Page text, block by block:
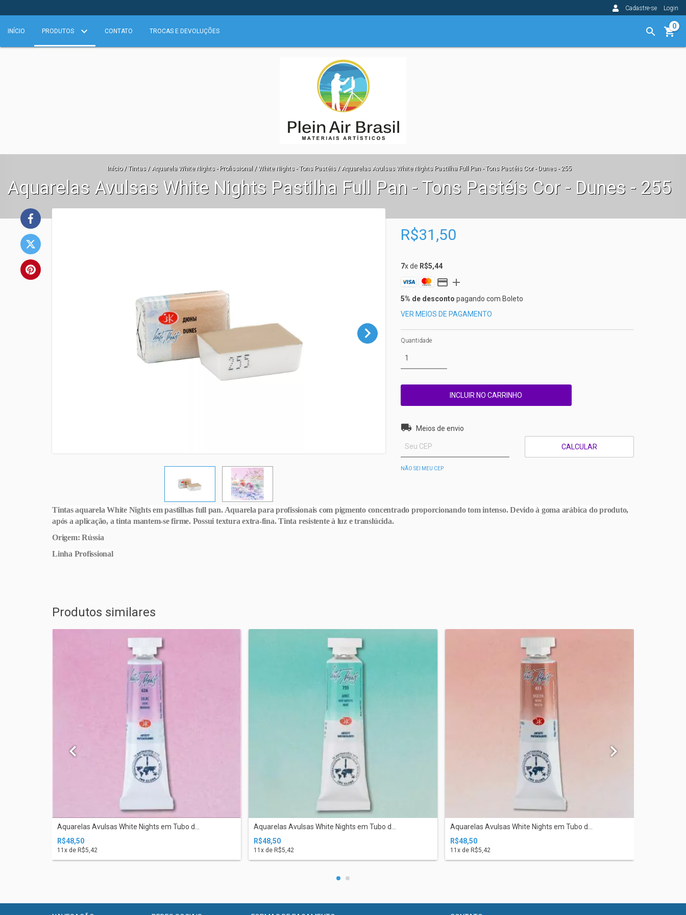
Cadastre-se Login
INÍCIO PRODUTOS CONTATO TROCAS E DEVOLUÇÕES
0
Início / Tintas / Aquarela White Nights - Profissional / White Nights - Tons Pastéis / Aquarelas Avulsas White Nights Pastilha Full Pan - Tons Pastéis Cor - Dunes - 255
Aquarelas Avulsas White Nights Pastilha Full Pan - Tons Pastéis Cor - Dunes - 255
R$31,50
7x de R$5,44
5% de desconto pagando com Boleto
VER MEIOS DE PAGAMENTO
Quantidade
Entregas para o CEP:
Meios de envio
CALCULAR
NÃO SEI MEU CEP
Tintas aquarela White Nights em pastilhas full pan. Aquarela para profissionais com pigmento concentrado proporcionando tom intenso. Devido à goma arábica do produto,
após a aplicação, a tinta mantem-se firme. Possui textura extra-fina. Tinta resistente à luz e translúcida.
Origem: Rússia
Linha Profissional
Produtos similares
Aquarelas Avulsas White Nights em Tubo d...
R$48,50
11 x de R$5,42
Aquarelas Avulsas White Nights em Tubo d...
R$48,50
11 x de R$5,42
Aquarelas Avulsas White Nights em Tubo d...
R$48,50
11 x de R$5,42